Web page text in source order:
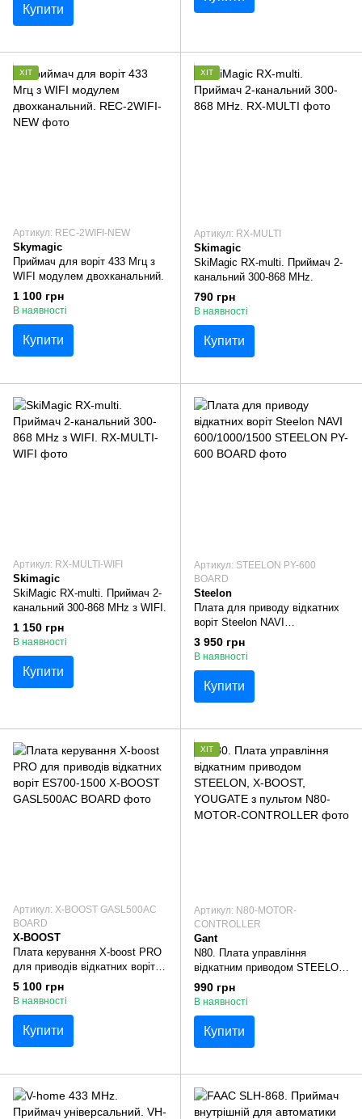
Купити
ХІТ
Артикул: REC-2WIFI-NEW
Skymagic
Приймач для воріт 433 Мгц з
WIFI модулем двохканальний.
1 100 грн
В наявності
Купити
ХІТ
Артикул: RX-MULTI
Skimagic
SkiMagic RX-multi. Приймач 2-
канальний 300-868 MHz.
790 грн
В наявності
Купити
Артикул: RX-MULTI-WIFI
Skimagic
SkiMagic RX-multi. Приймач 2-
канальний 300-868 MHz з WIFI.
1 150 грн
В наявності
Купити
Артикул: STEELON PY-600
BOARD
Steelon
Плата для приводу відкатних
воріт Steelon NAVI
600/1000/1500
3 950 грн
В наявності
Купити
Артикул: X-BOOST GASL500AC
BOARD
X-BOOST
Плата керування X-boost PRO
для приводів відкатних воріт
ES700-1500
5 100 грн
В наявності
Купити
ХІТ
Артикул: N80-MOTOR-
CONTROLLER
Gant
N80. Плата управління
відкатним приводом STEELON,
X-BOOST, YOUGATE з
пультом
990 грн
В наявності
Купити